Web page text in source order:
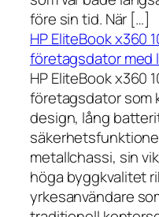
före sin tid. När […]
HP EliteBook x360
företagsdator med
HP EliteBook x360
företagsdator som
design, lång
metallchassi, sin
höga byggkvalitet
yrkesanvändare